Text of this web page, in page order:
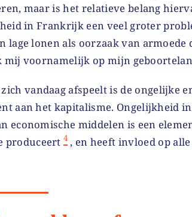
maar is het relatieve belang
in Frankrijk een veel groter
lonen als oorzaak van armoede
voornamelijk op mijn
vandaag afspeelt is de ongelijke
aan het kapitalisme. Ongelijkheid
economische middelen is een
produceert 4 , en heeft invloed op